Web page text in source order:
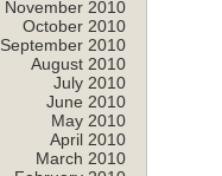
November 2010
October 2010
September 2010
August 2010
July 2010
June 2010
May 2010
April 2010
March 2010